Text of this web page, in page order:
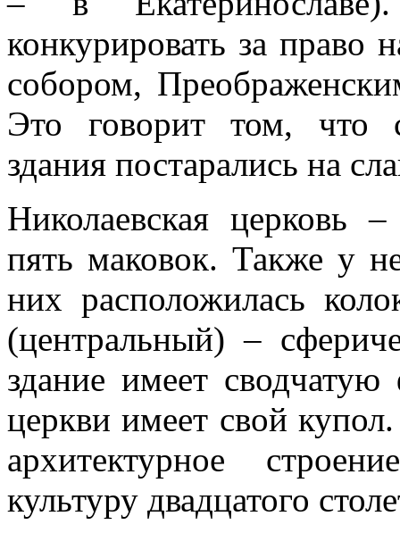
конкурировать за право
собором,
Это говорит том, что
здания постарались на
Николаевская церковь
пять маковок. Также у
них расположилась
(центральный) –
здание имеет
церкви имеет свой
архитектурное
культуру двадцатого